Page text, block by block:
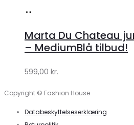
Klædeskabet.dk
Marta Du Chateau
– MediumBlå tilbud!
599,00 kr.
Copyright © Fashion House
Databeskyttelseserklæring